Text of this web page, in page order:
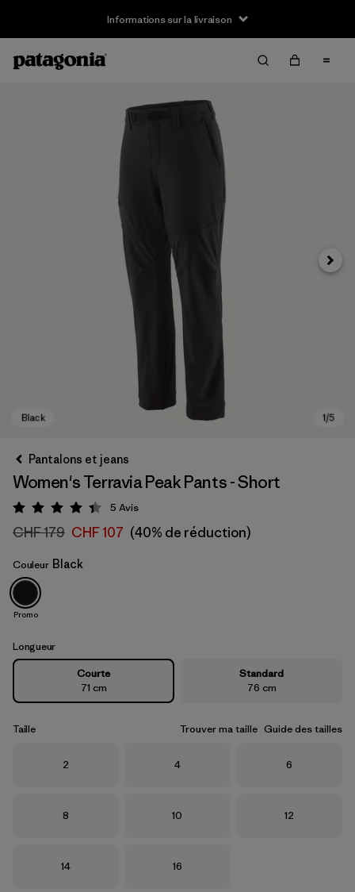
Informations sur la livraison
Black
Pantalons et jeans
Women's Terravia Peak Pants - Short
Évaluation: 4.4 / 5
5 Avis
CHF 179 CHF 107 (40% de réduction)
Couleur Black
Promo
Longueur
Courte
71 cm
Standard
76 cm
Taille Trouver ma taille Guide des tailles
Taille
2 Taille
4 Taille
6
Taille
8 Taille
10 Taille
12
Taille
14 Taille
16